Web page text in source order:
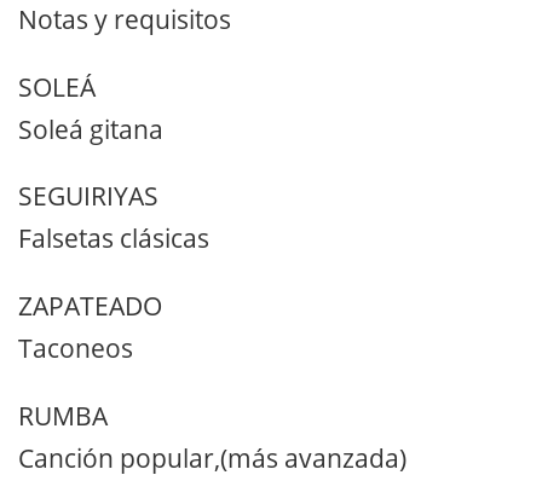
Notas y requisitos
SOLEÁ
Soleá gitana
SEGUIRIYAS
Falsetas clásicas
ZAPATEADO
Taconeos
RUMBA
Canción popular,(más avanzada)